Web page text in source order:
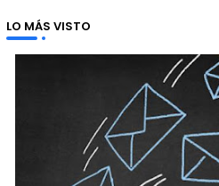
LO MÁS VISTO